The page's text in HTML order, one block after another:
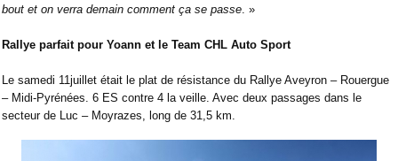
bout et on verra demain comment ça se passe. »
Rallye parfait pour Yoann et le Team CHL Auto Sport
Le samedi 11juillet était le plat de résistance du Rallye Aveyron – Rouergue
– Midi-Pyrénées. 6 ES contre 4 la veille. Avec deux passages dans le
secteur de Luc – Moyrazes, long de 31,5 km.